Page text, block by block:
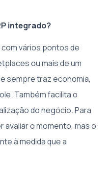
integrado?
vários pontos de
ou mais de um
sempre traz economia,
Também facilita o
do negócio. Para
o momento, mas o
à medida que a